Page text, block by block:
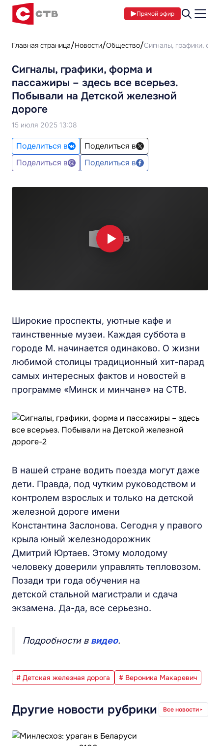
Прямой эфир
Главная страница Новости Общество Сигналы, графики,
Сигналы, графики, форма и
пассажиры – здесь все всерьез.
Побывали на Детской железной
дороге
15 июля 2025 13:08
Поделиться в
Поделиться в
Поделиться в
Поделиться в
Широкие проспекты, уютные кафе и
таинственные музеи. Каждая суббота в
городе М. начинается одинаково. О жизни
любимой столицы традиционный хит-парад
самых интересных фактов и новостей в
программе «Минск и минчане» на СТВ.
В нашей стране водить поезда могут даже
дети. Правда, под чутким руководством и
контролем взрослых и только на детской
железной дороге имени
Константина Заслонова. Сегодня у правого
крыла юный железнодорожник
Дмитрий Юртаев. Этому молодому
человеку доверили управлять тепловозом.
Позади три года обучения на
детской стальной магистрали и сдача
экзамена. Да-да, все серьезно.
Подробности в видео.
# Детская железная дорога # Вероника Макаревич
Другие новости рубрики Все новости